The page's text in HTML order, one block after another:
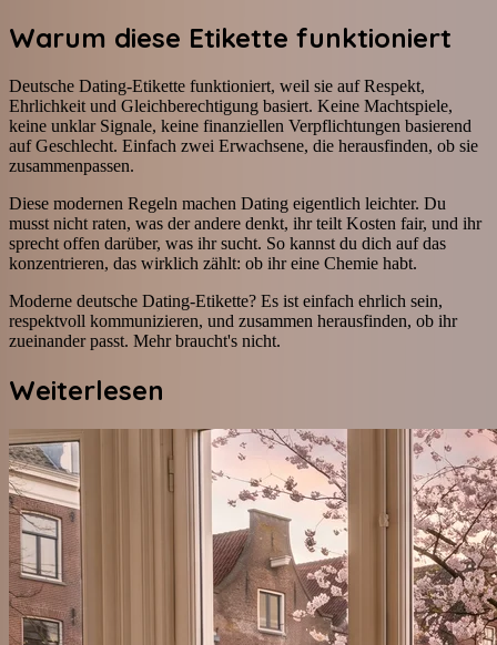
Warum diese Etikette funktioniert
Deutsche Dating-Etikette funktioniert, weil sie auf Respekt,
Ehrlichkeit und Gleichberechtigung basiert. Keine Machtspiele,
keine unklar Signale, keine finanziellen Verpflichtungen basierend
auf Geschlecht. Einfach zwei Erwachsene, die herausfinden, ob sie
zusammenpassen.
Diese modernen Regeln machen Dating eigentlich leichter. Du
musst nicht raten, was der andere denkt, ihr teilt Kosten fair, und ihr
sprecht offen darüber, was ihr sucht. So kannst du dich auf das
konzentrieren, das wirklich zählt: ob ihr eine Chemie habt.
Moderne deutsche Dating-Etikette? Es ist einfach ehrlich sein,
respektvoll kommunizieren, und zusammen herausfinden, ob ihr
zueinander passt. Mehr braucht's nicht.
Weiterlesen